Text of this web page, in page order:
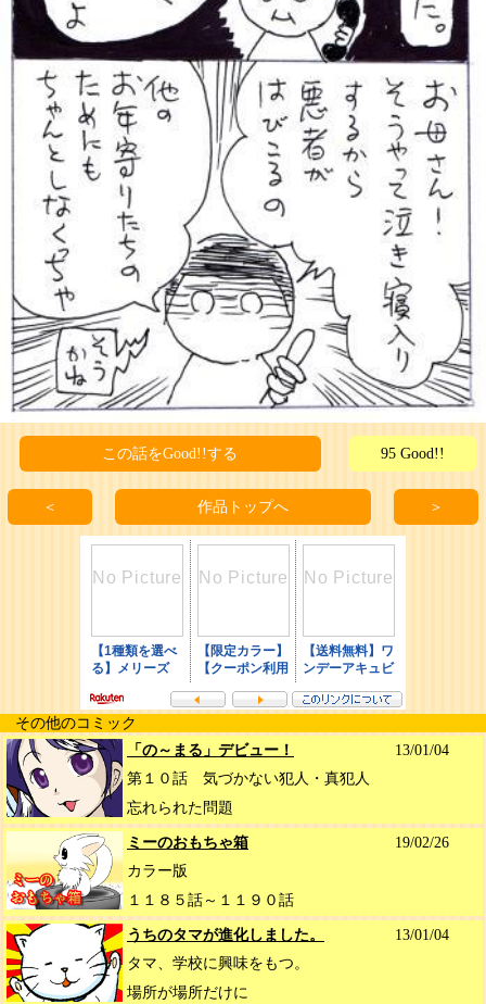
この話をGood!!する 95 Good!!
＜ 作品トップへ ＞
その他のコミック
「の～まる」デビュー！
13/01/04
第１０話 気づかない犯人・真犯人
忘れられた問題
ミーのおもちゃ箱
19/02/26
カラー版
１１８５話～１１９０話
うちのタマが進化しました。
13/01/04
タマ、学校に興味をもつ。
場所が場所だけに